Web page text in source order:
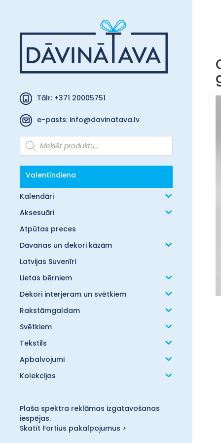
Tālr: +371 20005751
e-pasts: info@davinatava.lv
Products
search
Valentīndiena
Kalendāri
Aksesuāri
Atpūtas preces
Dāvanas un dekori kāzām
Latvijas Suvenīri
Lietas bērniem
Dekori interjeram un svētkiem
Rakstāmgaldam
Svētkiem
Tekstils
Apbalvojumi
Kolekcijas
Plaša spektra reklāmas izgatavošanas
iespējas.
Skatīt Fortius pakalpojumus >